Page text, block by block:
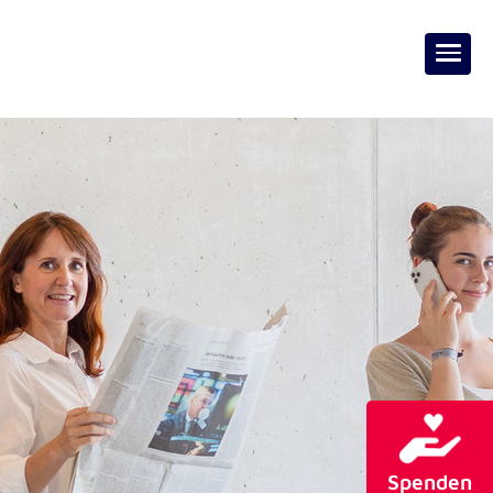
Spenden